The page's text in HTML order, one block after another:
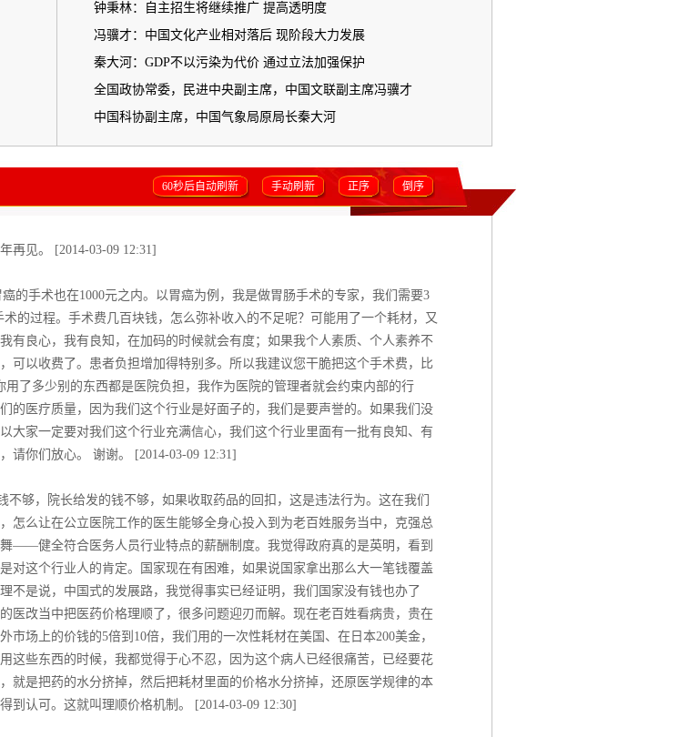
钟秉林：自主招生将继续推广 提高透明度
冯骥才：中国文化产业相对落后 现阶段大力发展
秦大河：GDP不以污染为代价 通过立法加强保护
全国政协常委，民进中央副主席，中国文联副主席冯骥才
中国科协副主席，中国气象局原局长秦大河
60秒后自动刷新 手动刷新 正序 倒序